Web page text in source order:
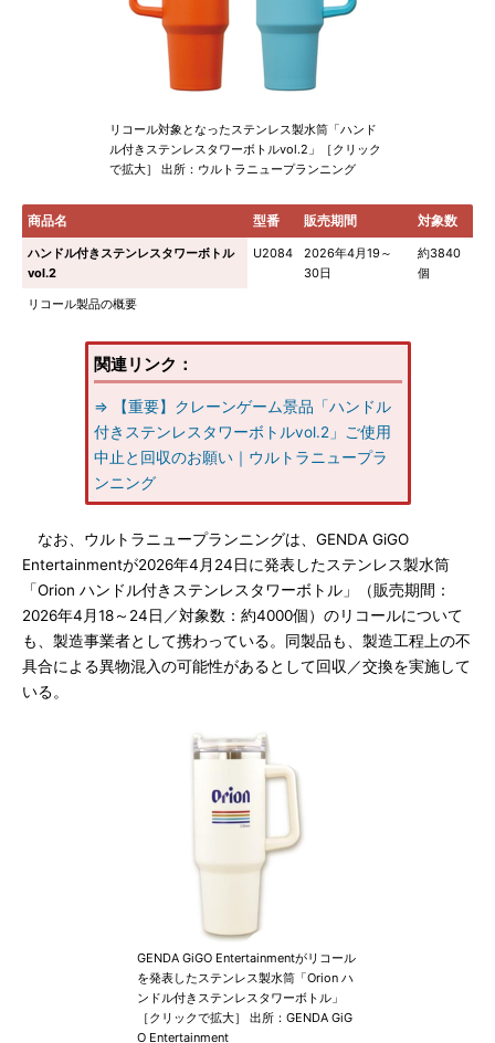
リコール対象となったステンレス製水筒「ハンド
ル付きステンレスタワーボトルvol.2」［クリック
で拡大］ 出所：ウルトラニュープランニング
商品名 型番 販売期間 対象数
ハンドル付きステンレスタワーボトル
vol.2
U2084
2026年4月19～
30日
約3840
個
リコール製品の概要
関連リンク：
⇒ 【重要】クレーンゲーム景品「ハンドル
付きステンレスタワーボトルvol.2」ご使用
中止と回収のお願い｜ウルトラニュープラ
ンニング
なお、ウルトラニュープランニングは、GENDA GiGO
Entertainmentが2026年4月24日に発表したステンレス製水筒
「Orion ハンドル付きステンレスタワーボトル」（販売期間：
2026年4月18～24日／対象数：約4000個）のリコールについて
も、製造事業者として携わっている。同製品も、製造工程上の不
具合による異物混入の可能性があるとして回収／交換を実施して
いる。
GENDA GiGO Entertainmentがリコール
を発表したステンレス製水筒「Orion ハ
ンドル付きステンレスタワーボトル」
［クリックで拡大］ 出所：GENDA GiG
O Entertainment